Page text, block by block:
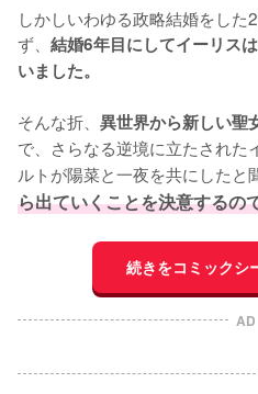
しかしいわゆる政略結婚をした
ず、 結婚6年目にしてイーリス
いました。
そんな折、 異世界から新しい聖
で、さらなる逆境に立たされた
ルトが陽菜と一夜を共にしたと
ら出ていくことを決意するの
続きをコミックシ
AD